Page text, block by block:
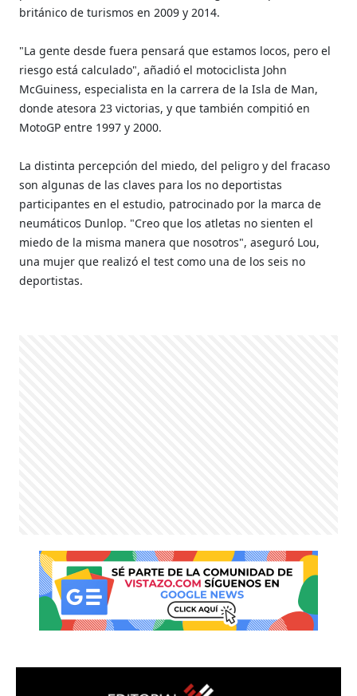
británico de turismos en 2009 y 2014.
"La gente desde fuera pensará que estamos locos, pero el
riesgo está calculado", añadió el motociclista John
McGuiness, especialista en la carrera de la Isla de Man,
donde atesora 23 victorias, y que también compitió en
MotoGP entre 1997 y 2000.
La distinta percepción del miedo, del peligro y del fracaso
son algunas de las claves para los no deportistas
participantes en el estudio, patrocinado por la marca de
neumáticos Dunlop. "Creo que los atletas no sienten el
miedo de la misma manera que nosotros", aseguró Lou,
una mujer que realizó el test como una de los seis no
deportistas.